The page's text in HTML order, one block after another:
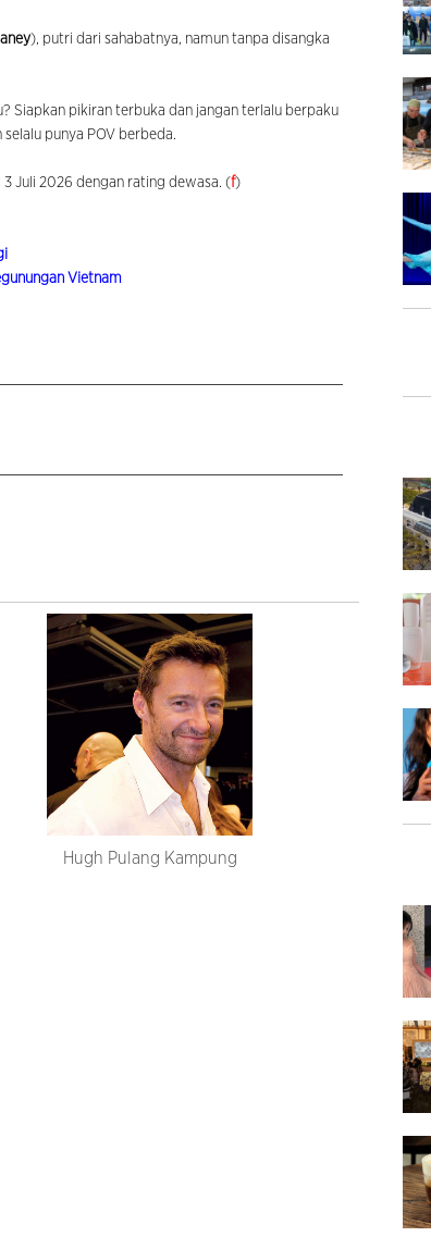
), putri dari sahabatnya, namun tanpa disangka
Siapkan pikiran terbuka dan jangan terlalu berpaku
punya POV berbeda.
Juli 2026 dengan rating dewasa. (f)
Vietnam
Hugh Pulang Kampung